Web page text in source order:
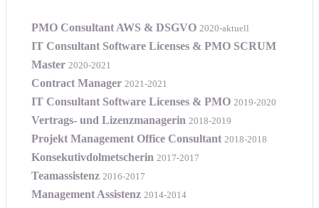
PMO Consultant AWS & DSGVO 2020-aktuell
IT Consultant Software Licenses & PMO SCRUM
Master 2020-2021
Contract Manager 2021-2021
IT Consultant Software Licenses & PMO 2019-2020
Vertrags- und Lizenzmanagerin 2018-2019
Projekt Management Office Consultant 2018-2018
Konsekutivdolmetscherin 2017-2017
Teamassistenz 2016-2017
Management Assistenz 2014-2014